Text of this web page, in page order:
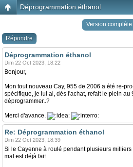
Déprogrammation éthanol
Version compléte
Répondre
Déprogrammation éthanol
Dim 22 Oct 2023, 18:22
Bonjour,
Mon tout nouveau Cay, 955 de 2006 a été re-
spécifique, je lui ai, dès l'achat, refait le plein au
déprogrammer..?
Merci d'avance.
Re: Déprogrammation éthanol
Dim 22 Oct 2023, 18:39
Si le Cayenne à roulé pendant plusieurs milliers
mal est déjà fait.